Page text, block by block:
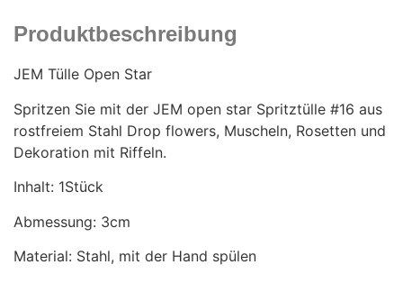
Produktbeschreibung
JEM Tülle Open Star
Spritzen Sie mit der JEM open star Spritztülle #16 aus
rostfreiem Stahl Drop flowers, Muscheln, Rosetten und
Dekoration mit Riffeln.
Inhalt: 1Stück
Abmessung: 3cm
Material: Stahl, mit der Hand spülen